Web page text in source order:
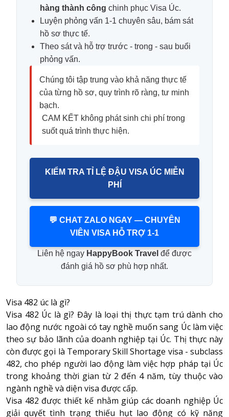
hàng thành công chinh phục Visa Úc.
Luyện phỏng vấn 1-1 chuyên sâu, bám sát
hồ sơ thực tế.
Theo sát và hỗ trợ trước - trong - sau buổi
phỏng vấn.
Chúng tôi tập trung vào khả năng thực tế
của từng hồ sơ, quy trình rõ ràng, tư minh
bạch.
CAM KẾT không phát sinh chi phí trong
suốt quá trình thực hiện.
KIỂM TRA TỈ LỆ ĐẬU VISA ÚC MIỄN
PHÍ
💬 CHAT ZALO NGAY — CHUYÊN
VIÊN VISA HỖ TRỢ 1-1
Liên hệ ngay HappyBook Travel để được
đánh giá hồ sơ phù hợp nhất.
Visa 482 úc là gì​?
Visa 482 Úc là gì? Đây là loại thị thực tạm trú dành cho
lao động nước ngoài có tay nghề muốn sang Úc làm việc
theo sự bảo lãnh của doanh nghiệp tại Úc. Thị thực này
còn được gọi là Temporary Skill Shortage visa - subclass
482, cho phép người lao động làm việc hợp pháp tại Úc
trong khoảng thời gian từ 2 đến 4 năm, tùy thuộc vào
ngành nghề và diện visa được cấp.
Visa 482 được thiết kế nhằm giúp các doanh nghiệp Úc
giải quyết tình trạng thiếu hụt lao động có kỹ năng